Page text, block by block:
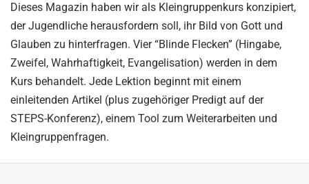
Dieses Magazin haben wir als Kleingruppenkurs konzipiert,
der Jugendliche herausfordern soll, ihr Bild von Gott und
Glauben zu hinterfragen. Vier “Blinde Flecken” (Hingabe,
Zweifel, Wahrhaftigkeit, Evangelisation) werden in dem
Kurs behandelt. Jede Lektion beginnt mit einem
einleitenden Artikel (plus zugehöriger Predigt auf der
STEPS-Konferenz), einem Tool zum Weiterarbeiten und
Kleingruppenfragen.